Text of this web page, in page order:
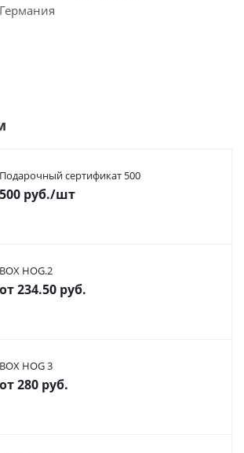
Подарочный сертификат 500
500 руб./шт
BOX HOG.2
от234.50 руб.
BOX HOG 3
от280 руб.